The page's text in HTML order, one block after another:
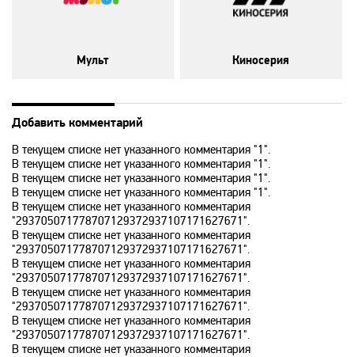
BBC World News
Bollywood
Boomerang
Bridge TV
Discovery
Discovery science
Мульт Киносерия
Добавить комментарий
В текущем списке нет указанного комментария "1".
В текущем списке нет указанного комментария "1".
В текущем списке нет указанного комментария "1".
В текущем списке нет указанного комментария "1".
В текущем списке нет указанного комментария
"293705071778707129372937107171627671".
В текущем списке нет указанного комментария
"293705071778707129372937107171627671".
В текущем списке нет указанного комментария
"293705071778707129372937107171627671".
В текущем списке нет указанного комментария
"293705071778707129372937107171627671".
В текущем списке нет указанного комментария
"293705071778707129372937107171627671".
В текущем списке нет указанного комментария